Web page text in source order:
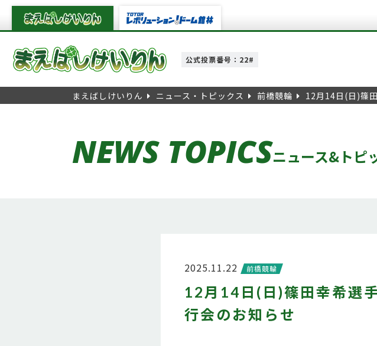
公式投票番号：22#
まえばしけいりん ニュース・トピックス 前橋競輪 12月14日(日)篠
NEWS TOPICSニュース&トピ
2025.11.22 前橋競輪
12月14日(日)篠田幸希選
行会のお知らせ